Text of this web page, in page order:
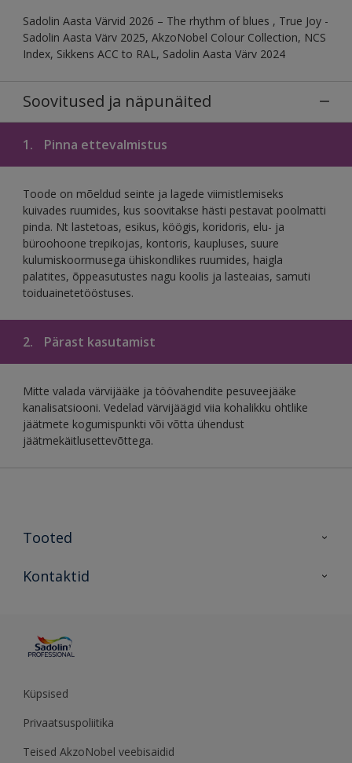
Sadolin Aasta Värvid 2026 – The rhythm of blues , True Joy -
Sadolin Aasta Värv 2025, AkzoNobel Colour Collection, NCS
Index, Sikkens ACC to RAL, Sadolin Aasta Värv 2024
Soovitused ja näpunäited
1. Pinna ettevalmistus
Toode on mõeldud seinte ja lagede viimistlemiseks
kuivades ruumides, kus soovitakse hästi pestavat poolmatti
pinda. Nt lastetoas, esikus, köögis, koridoris, elu- ja
büroohoone trepikojas, kontoris, kaupluses, suure
kulumiskoormusega ühiskondlikes ruumides, haigla
palatites, õppeasutustes nagu koolis ja lasteaias, samuti
toiduainetetööstuses.
2. Pärast kasutamist
Mitte valada värvijääke ja töövahendite pesuveejääke
kanalisatsiooni. Vedelad värvijäägid viia kohalikku ohtlike
jäätmete kogumispunkti või võtta ühendust
jäätmekäitlusettevõttega.
Tooted
Tooted
Kontaktid
Küpsised
Privaatsuspoliitika
Teised AkzoNobel veebisaidid